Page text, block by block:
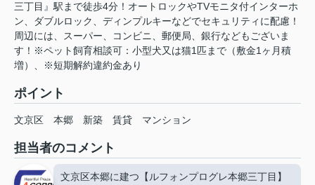
三丁目』駅まで徒歩4分！オートロックやTVモニタ付インターホ
ン、ダブルロック、ディンプルキーなどでセキュリティに配慮！
周辺には、スーパー、コンビニ、郵便局、銀行などもございま
す！※ペット飼育相談可：小型犬又は猫1匹まで（敷金1ヶ月積
増）、※短期解約違約金あり
ポイント
文京区 本郷 新築 賃貸 マンション
担当者のコメント
文京区本郷に建つ【ルフォンプログレ本郷三丁目】